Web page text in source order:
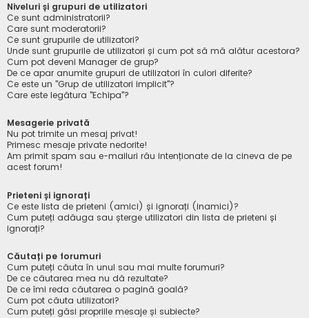
Niveluri și grupuri de utilizatori
Ce sunt administratorii?
Care sunt moderatorii?
Ce sunt grupurile de utilizatori?
Unde sunt grupurile de utilizatori și cum pot să mă alătur acestora?
Cum pot deveni Manager de grup?
De ce apar anumite grupuri de utilizatori în culori diferite?
Ce este un "Grup de utilizatori implicit"?
Care este legătura "Echipa"?
Mesagerie privată
Nu pot trimite un mesaj privat!
Primesc mesaje private nedorite!
Am primit spam sau e-mailuri rău intenționate de la cineva de pe
acest forum!
Prieteni și ignorați
Ce este lista de prieteni (amici) și ignorați (inamici)?
Cum puteți adăuga sau șterge utilizatori din lista de prieteni și
ignorați?
Căutați pe forumuri
Cum puteți căuta în unul sau mai multe forumuri?
De ce căutarea mea nu dă rezultate?
De ce îmi reda căutarea o pagină goală?
Cum pot căuta utilizatori?
Cum puteți găsi propriile mesaje și subiecte?